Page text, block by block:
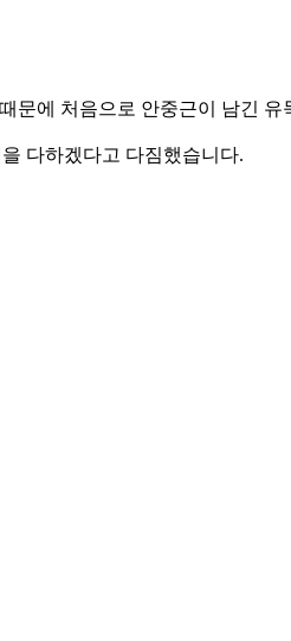
문에 처음으로 안중근이 남긴
다하겠다고 다짐했습니다.